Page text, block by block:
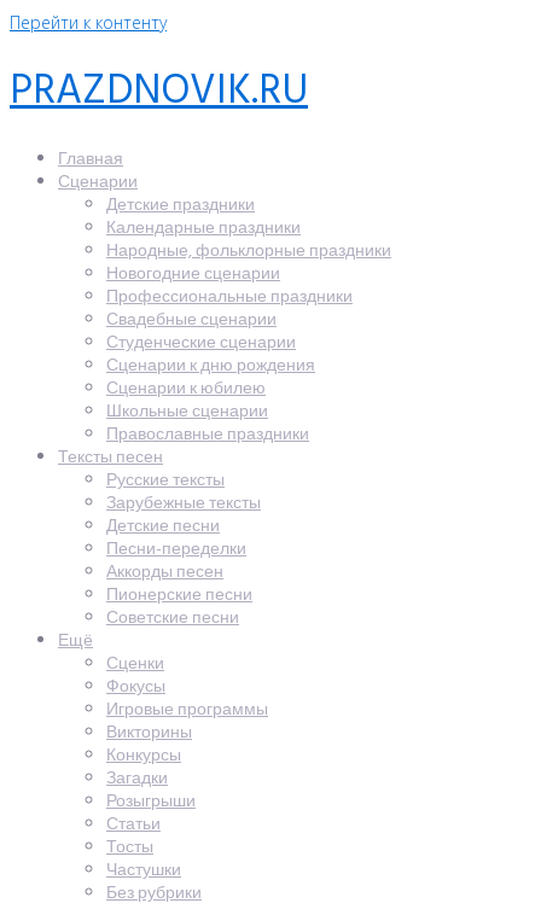
Перейти к контенту
PRAZDNOVIK.RU
Главная
Сценарии
Детские праздники
Календарные праздники
Народные, фольклорные праздники
Новогодние сценарии
Профессиональные праздники
Свадебные сценарии
Студенческие сценарии
Сценарии к дню рождения
Сценарии к юбилею
Школьные сценарии
Православные праздники
Тексты песен
Русские тексты
Зарубежные тексты
Детские песни
Песни-переделки
Аккорды песен
Пионерские песни
Советские песни
Ещё
Сценки
Фокусы
Игровые программы
Викторины
Конкурсы
Загадки
Розыгрыши
Статьи
Тосты
Частушки
Без рубрики